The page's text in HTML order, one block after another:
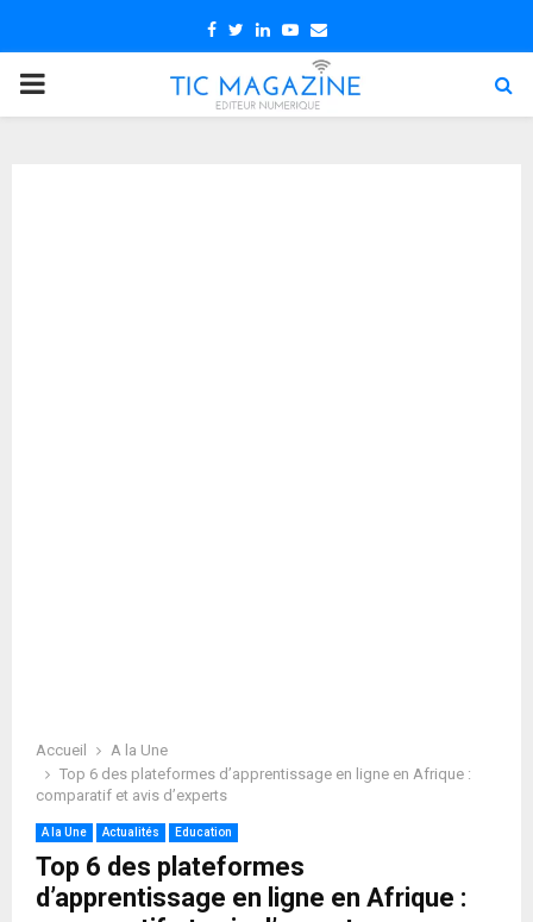
Facebook
TwitterLinkedin
Youtube
Email
PRIMARY
Accueil
A la Une
Top 6 des plateformes d’apprentissage en ligne en Afrique :
comparatif et avis d’experts
A la Une Actualités Education
Top 6 des plateformes
d’apprentissage en ligne en Afrique :